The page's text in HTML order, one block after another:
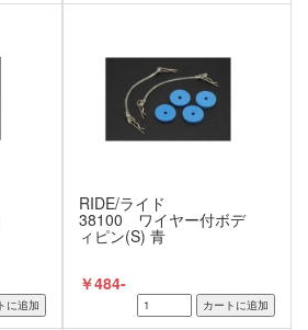
RIDE/ライド
38100 ワイヤー付ボデ
ィピン(S) 青
￥484-